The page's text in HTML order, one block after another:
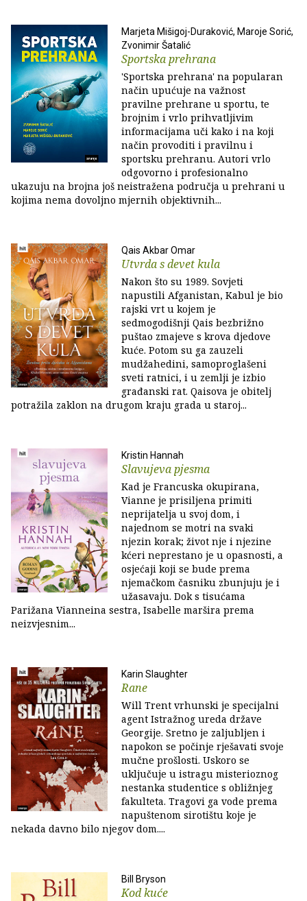
Marjeta Mišigoj-Duraković, Maroje Sorić,
Zvonimir Šatalić
Sportska prehrana
'Sportska prehrana' na popularan
način upućuje na važnost
pravilne prehrane u sportu, te
brojnim i vrlo prihvatljivim
informacijama uči kako i na koji
način provoditi i pravilnu i
sportsku prehranu. Autori vrlo
odgovorno i profesionalno
ukazuju na brojna još neistražena područja u prehrani u
kojima nema dovoljno mjernih objektivnih...
Qais Akbar Omar
Utvrda s devet kula
Nakon što su 1989. Sovjeti
napustili Afganistan, Kabul je bio
rajski vrt u kojem je
sedmogodišnji Qais bezbrižno
puštao zmajeve s krova djedove
kuće. Potom su ga zauzeli
mudžahedini, samoproglašeni
sveti ratnici, i u zemlji je izbio
građanski rat. Qaisova je obitelj
potražila zaklon na drugom kraju grada u staroj...
Kristin Hannah
Slavujeva pjesma
Kad je Francuska okupirana,
Vianne je prisiljena primiti
neprijatelja u svoj dom, i
najednom se motri na svaki
njezin korak; život nje i njezine
kćeri neprestano je u opasnosti, a
osjećaji koji se bude prema
njemačkom časniku zbunjuju je i
užasavaju. Dok s tisućama
Parižana Vianneina sestra, Isabelle maršira prema
neizvjesnim...
Karin Slaughter
Rane
Will Trent vrhunski je specijalni
agent Istražnog ureda države
Georgije. Sretno je zaljubljen i
napokon se počinje rješavati svoje
mučne prošlosti. Uskoro se
uključuje u istragu misterioznog
nestanka studentice s obližnjeg
fakulteta. Tragovi ga vode prema
napuštenom sirotištu koje je
nekada davno bilo njegov dom....
Bill Bryson
Kod kuće